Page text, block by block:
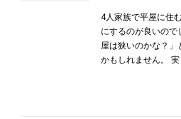
4人家族で平屋に住
にするのが良いの
屋は狭いのかな？」
かもしれません。 実